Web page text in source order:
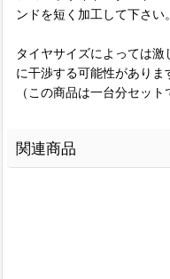
ンドを短く加工して下さい。
タイヤサイズによっては
に干渉する可能性がありま
（この商品は一台分セット
関連商品